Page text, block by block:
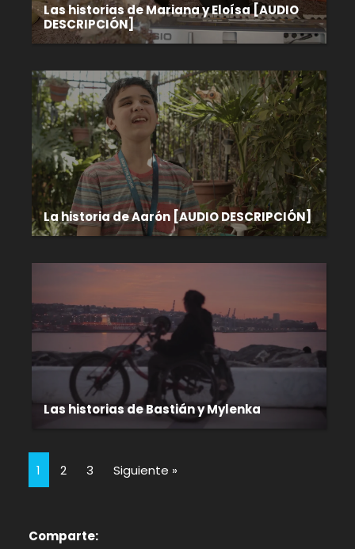
Las historias de Mariana y Eloísa [AUDIO
DESCRIPCIÓN]
La historia de Aarón [AUDIO DESCRIPCIÓN]
Las historias de Bastián y Mylenka
1 2 3 Siguiente »
Comparte: